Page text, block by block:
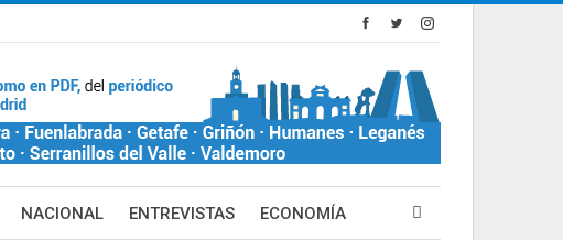
NACIONAL ENTREVISTAS ECONOMÍA